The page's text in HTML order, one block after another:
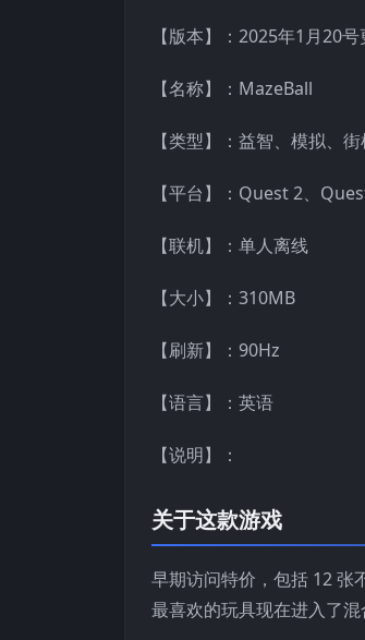
【版本】：2025年1月20
【名称】：MazeBall
【类型】：益智、模拟、
【平台】：Quest 2、
【联机】：单人离线
【大小】：310MB
【刷新】：90Hz
【语言】：英语
【说明】：
关于这款游戏
早期访问特价，包括 12 张
最喜欢的玩具现在进入了